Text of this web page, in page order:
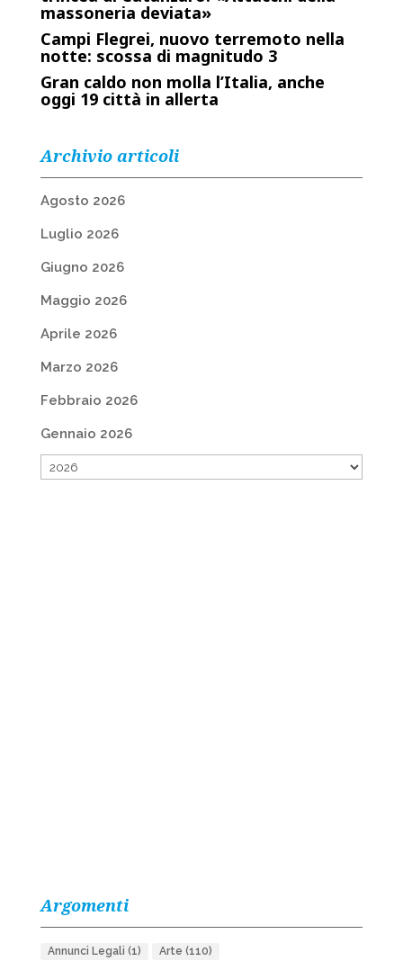
massoneria deviata»
Campi Flegrei, nuovo terremoto nella
notte: scossa di magnitudo 3
Gran caldo non molla l’Italia, anche
oggi 19 città in allerta
Archivio articoli
Agosto 2026
Luglio 2026
Giugno 2026
Maggio 2026
Aprile 2026
Marzo 2026
Febbraio 2026
Gennaio 2026
Argomenti
Annunci Legali (1) Arte (110)